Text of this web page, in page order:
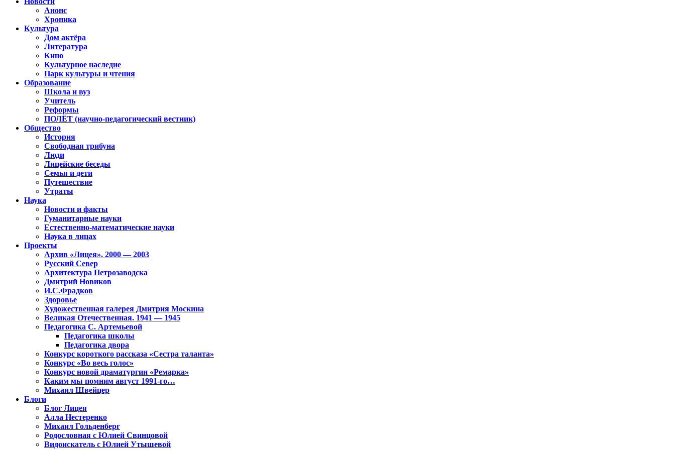
Анонс
Хроника
Культура
Дом актёра
Литература
Кино
Культурное наследие
Парк культуры и чтения
Образование
Школа и вуз
Учитель
Реформы
ПОЛЁТ (научно-педагогический вестник)
Общество
История
Свободная трибуна
Люди
Лицейские беседы
Семья и дети
Путешествие
Утраты
Наука
Новости и факты
Гуманитарные науки
Естественно-математические науки
Наука в лицах
Проекты
Архив «Лицея». 2000 — 2003
Русский Север
Архитектура Петрозаводска
Дмитрий Новиков
И.С.Фрадков
Здоровье
Художественная галерея Дмитрия Москина
Великая Отечественная. 1941 — 1945
Педагогика С. Артемьевой
Педагогика школы
Педагогика двора
Конкурс короткого рассказа «Сестра таланта»
Конкурс «Во весь голос»
Конкурс новой драматургии «Ремарка»
Каким мы помним август 1991-го…
Михаил Швейцер
Блоги
Блог Лицея
Алла Нестеренко
Михаил Гольденберг
Родословная с Юлией Свинцовой
Видоискатель с Юлией Утышевой